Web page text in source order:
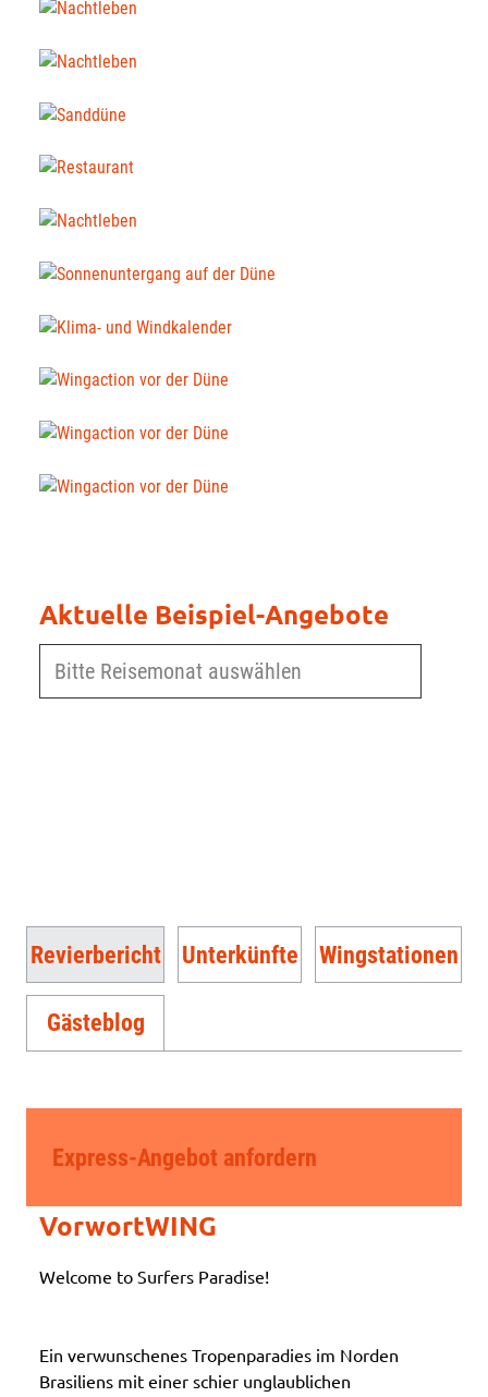
Aktuelle Beispiel-Angebote
Revierbericht Unterkünfte Wingstationen
Gästeblog
Express-Angebot anfordern
VorwortWING
Welcome to Surfers Paradise!
Ein verwunschenes Tropenparadies im Norden
Brasiliens mit einer schier unglaublichen